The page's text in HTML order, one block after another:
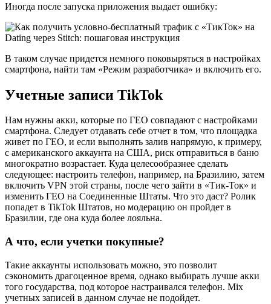
Иногда после запуска приложения выдает ошибку:
В таком случае придется немного поковыряться в настройках
смартфона, найти там «Режим разработчика» и включить его.
Учетные записи TikTok
Нам нужны акки, которые по ГЕО совпадают с настройками
смартфона. Следует отдавать себе отчет в том, что площадка
живет по ГЕО, и если выполнять залив напрямую, к примеру,
с американского аккаунта на США, риск отправиться в баню
многократно возрастает. Куда целесообразнее сделать
следующее: настроить телефон, например, на Бразилию, затем
включить VPN этой страны, после чего зайти в «Тик-Ток» и
изменить ГЕО на Соединенные Штаты. Что это даст? Ролик
попадет в TikTok Штатов, но модерацию он пройдет в
Бразилии, где она куда более лояльна.
А что, если учетки покупные?
Такие аккаунты использовать можно, это позволит
сэкономить драгоценное время, однако выбирать лучше акки
того государства, под которое настраивался телефон. Mix
учетных записей в данном случае не подойдет.